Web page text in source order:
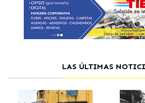
LAS ÚLTIMAS